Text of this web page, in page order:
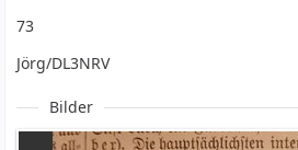
73
Jörg/DL3NRV
Bilder